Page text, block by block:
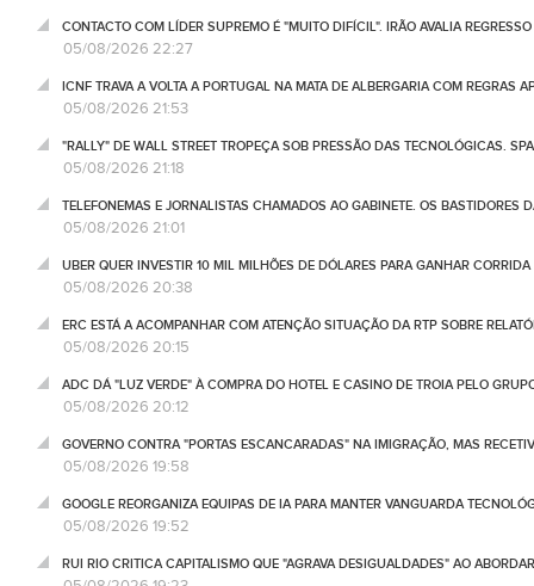
CONTACTO COM LÍDER SUPREMO É "MUITO DIFÍCIL". IRÃO AVALIA
05/08/2026 22:27
ICNF TRAVA A VOLTA A PORTUGAL NA MATA DE ALBERGARIA COM REGRAS
05/08/2026 21:53
"RALLY" DE WALL STREET TROPEÇA SOB PRESSÃO DAS TECNOLÓGICAS.
05/08/2026 21:18
TELEFONEMAS E JORNALISTAS CHAMADOS AO GABINETE. OS BASTIDORES
05/08/2026 21:01
UBER QUER INVESTIR 10 MIL MILHÕES DE DÓLARES PARA GANHAR
05/08/2026 20:38
ERC ESTÁ A ACOMPANHAR COM ATENÇÃO SITUAÇÃO DA RTP SOBRE
05/08/2026 20:15
ADC DÁ "LUZ VERDE" À COMPRA DO HOTEL E CASINO DE TROIA PELO
05/08/2026 20:12
GOVERNO CONTRA "PORTAS ESCANCARADAS" NA IMIGRAÇÃO, MAS
05/08/2026 19:58
GOOGLE REORGANIZA EQUIPAS DE IA PARA MANTER VANGUARDA
05/08/2026 19:52
RUI RIO CRITICA CAPITALISMO QUE "AGRAVA DESIGUALDADES" AO